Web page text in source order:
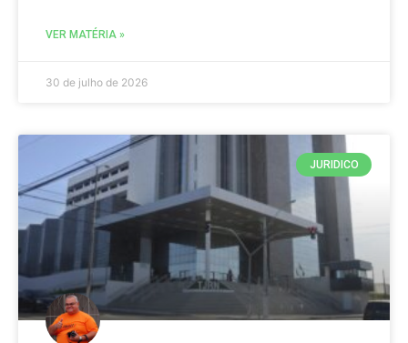
VER MATÉRIA »
30 de julho de 2026
JURIDICO